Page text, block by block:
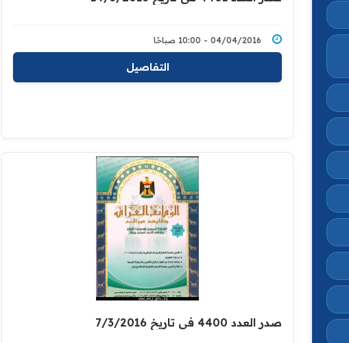
04/04/2016 - 10:00 صباحًا
التفاصيل
صدر العدد 4400 في تاريخ 7/3/2016